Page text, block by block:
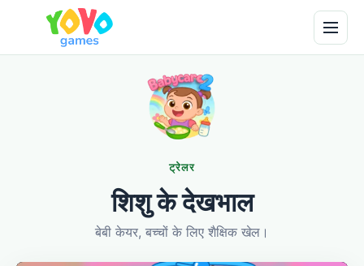
ट्रेलर
शिशु के देखभाल
बेबी केयर, बच्चों के लिए शैक्षिक खेल।